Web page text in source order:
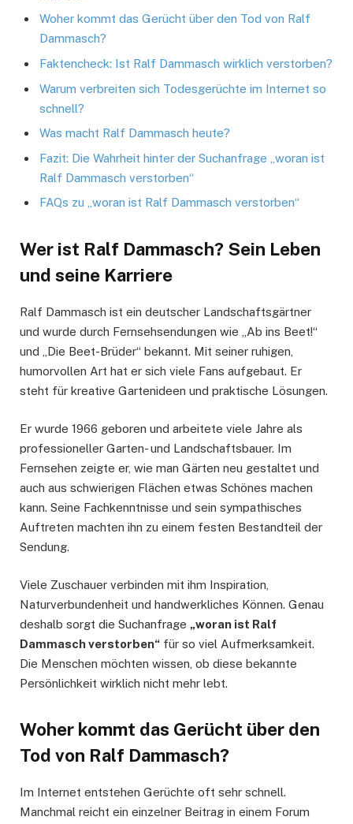
Woher kommt das Gerücht über den Tod von Ralf
Dammasch?
Faktencheck: Ist Ralf Dammasch wirklich verstorben?
Warum verbreiten sich Todesgerüchte im Internet so
schnell?
Was macht Ralf Dammasch heute?
Fazit: Die Wahrheit hinter der Suchanfrage „woran ist
Ralf Dammasch verstorben“
FAQs zu „woran ist Ralf Dammasch verstorben“
Wer ist Ralf Dammasch? Sein Leben
und seine Karriere
Ralf Dammasch ist ein deutscher Landschaftsgärtner
und wurde durch Fernsehsendungen wie „Ab ins Beet!“
und „Die Beet-Brüder“ bekannt. Mit seiner ruhigen,
humorvollen Art hat er sich viele Fans aufgebaut. Er
steht für kreative Gartenideen und praktische Lösungen.
Er wurde 1966 geboren und arbeitete viele Jahre als
professioneller Garten- und Landschaftsbauer. Im
Fernsehen zeigte er, wie man Gärten neu gestaltet und
auch aus schwierigen Flächen etwas Schönes machen
kann. Seine Fachkenntnisse und sein sympathisches
Auftreten machten ihn zu einem festen Bestandteil der
Sendung.
Viele Zuschauer verbinden mit ihm Inspiration,
Naturverbundenheit und handwerkliches Können. Genau
deshalb sorgt die Suchanfrage „woran ist Ralf
Dammasch verstorben“ für so viel Aufmerksamkeit.
Die Menschen möchten wissen, ob diese bekannte
Persönlichkeit wirklich nicht mehr lebt.
Woher kommt das Gerücht über den
Tod von Ralf Dammasch?
Im Internet entstehen Gerüchte oft sehr schnell.
Manchmal reicht ein einzelner Beitrag in einem Forum